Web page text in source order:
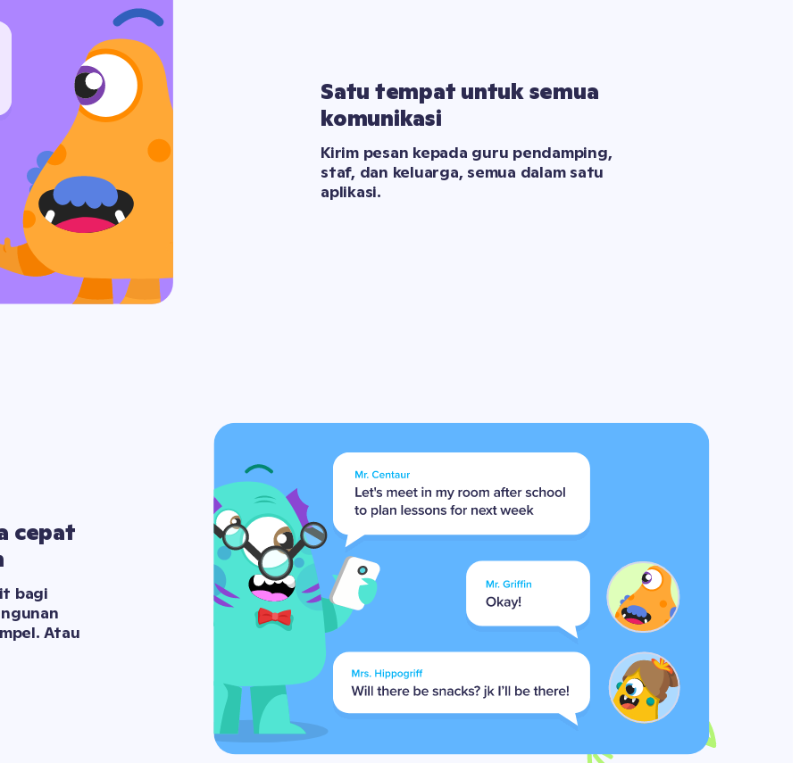
Satu tempat untuk semua
komunikasi
Kirim pesan kepada guru pendamping,
staf, dan keluarga, semua dalam satu
aplikasi.
cepat
bagi
Atau